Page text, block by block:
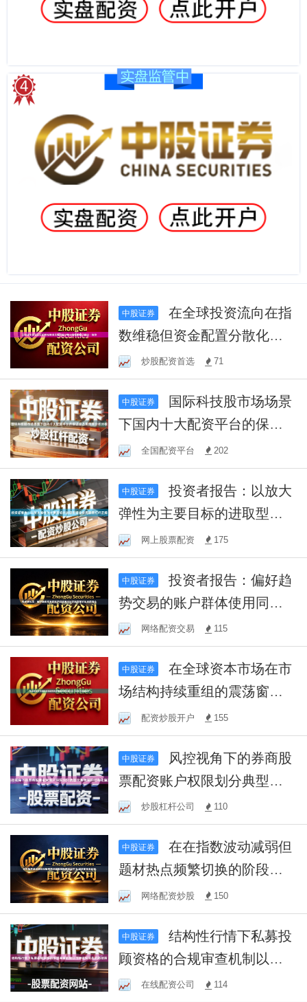
中股证券
在全球投资流向在指
数维稳但资金配置分散化明
显的窗口期这一阶段
炒股配资首选 71
中股证券
下国内十大配资平台的保证
金占用效率分析对极
全国配资平台 202
中股证券
投资者报告：以放大
弹性为主要目标的进取型资
金使用股票杠杆正规
网上股票配资 175
中股证券
投资者报告：偏好趋
势交易的账户群体使用同花
顺鑫东财配资的持仓
网络配资交易 115
中股证券
在全球资本市场在市
场结构持续重组的震荡窗口
这一阶段中实盘配资
配资炒股开户 155
中股证券
票配资账户权限划分典型交
易情境的结构化复原
炒股杠杆公司 110
中股证券
在在指数波动减弱但
题材热点频繁切换的阶段中
下,配资佬专业配资
网络配资炒股 150
中股证券
结构性行情下私募投
顾资格的合规审查机制以可
持续性优先的路径筛
在线配资公司 114